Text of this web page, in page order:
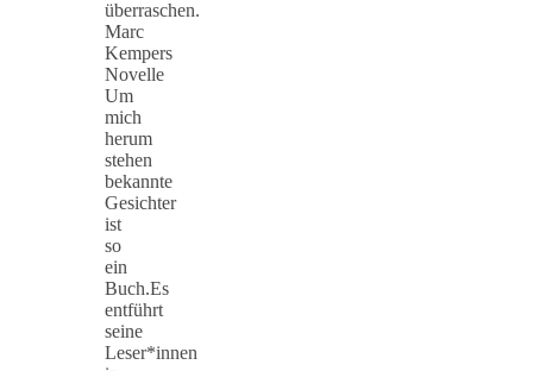
überraschen.
Marc
Kempers
Novelle
Um
mich
herum
stehen
bekannte
Gesichter
ist
so
ein
Buch.Es
entführt
seine
Leser*innen